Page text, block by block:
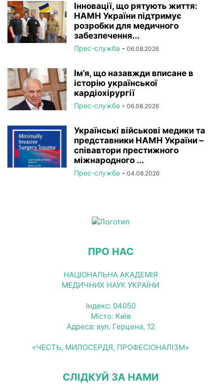
Інновації, що рятують життя:
НАМН України підтримує
розробки для медичного
забезпечення...
Прес-служба - 06.08.2026
Ім’я, що назавжди вписане в
історію української
кардіохірургії
Прес-служба - 06.08.2026
Українські військові медики та
представники НАМН України –
співавтори престижного
міжнародного ...
Прес-служба - 04.08.2026
ПРО НАС
НАЦІОНАЛЬНА АКАДЕМІЯ
МЕДИЧНИХ НАУК УКРАЇНИ
Індекс: 04050
Місто: Київ
Адреса: вул. Герцена, 12
«ЧЕСТЬ, МИЛОСЕРДЯ, ПРОФЕСІОНАЛІЗМ»
СЛІДКУЙ ЗА НАМИ